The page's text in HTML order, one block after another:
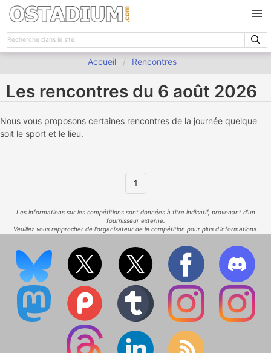
Accueil Rencontres
Les rencontres du 6 août 2026
Nous vous proposons certaines rencontres de la journée quelque
soit le sport et le lieu.
1
Les informations sur les compétitions sont données à titre indicatif, provenant d'un
fournisseur externe.
Veuillez vous rapprocher de l'organisateur de la compétition pour plus d'informations.